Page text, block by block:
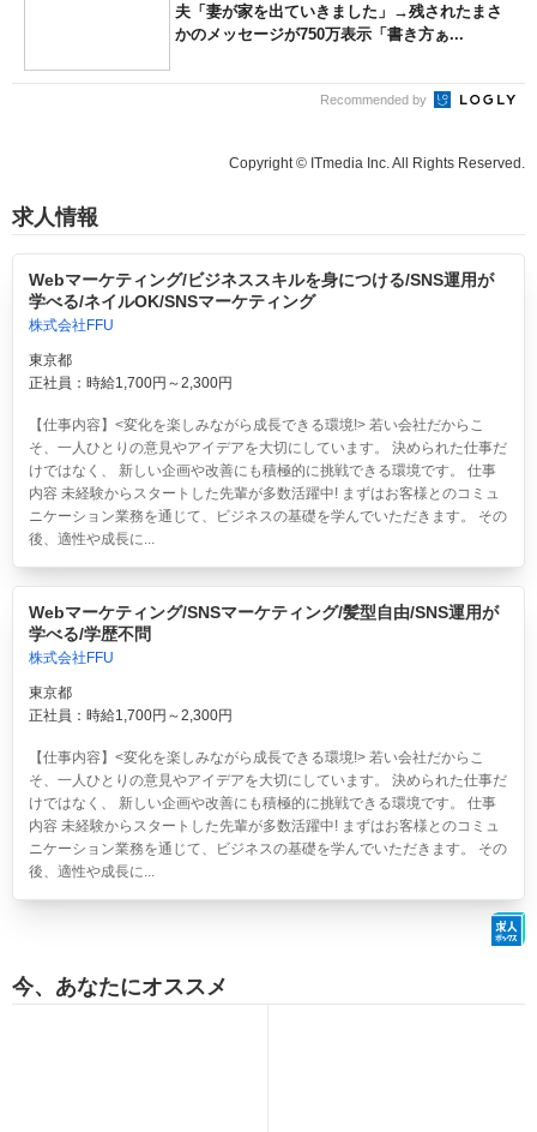
夫「妻が家を出ていきました」→残されたまさ
かのメッセージが750万表示「書き方ぁ...
Recommended by
Copyright © ITmedia Inc. All Rights Reserved.
求人情報
Webマーケティング/ビジネススキルを身につける/SNS運用が
学べる/ネイルOK/SNSマーケティング
株式会社FFU
東京都
正社員：時給1,700円～2,300円
【仕事内容】<変化を楽しみながら成長できる環境!> 若い会社だからこ
そ、一人ひとりの意見やアイデアを大切にしています。 決められた仕事だ
けではなく、 新しい企画や改善にも積極的に挑戦できる環境です。 仕事
内容 未経験からスタートした先輩が多数活躍中! まずはお客様とのコミュ
ニケーション業務を通じて、ビジネスの基礎を学んでいただきます。 その
後、適性や成長に...
Webマーケティング/SNSマーケティング/髪型自由/SNS運用が
学べる/学歴不問
株式会社FFU
東京都
正社員：時給1,700円～2,300円
【仕事内容】<変化を楽しみながら成長できる環境!> 若い会社だからこ
そ、一人ひとりの意見やアイデアを大切にしています。 決められた仕事だ
けではなく、 新しい企画や改善にも積極的に挑戦できる環境です。 仕事
内容 未経験からスタートした先輩が多数活躍中! まずはお客様とのコミュ
ニケーション業務を通じて、ビジネスの基礎を学んでいただきます。 その
後、適性や成長に...
今、あなたにオススメ